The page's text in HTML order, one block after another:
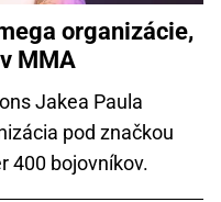
organizácie,
MMA
Jakea Paula
pod značkou
400 bojovníkov.